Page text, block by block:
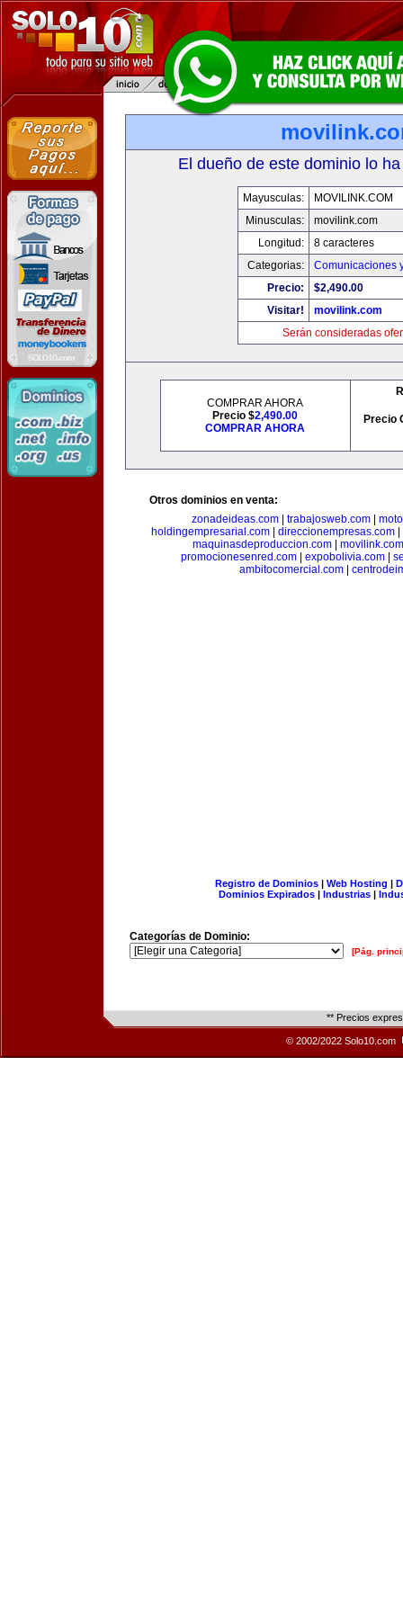
El dueño de este dominio lo
Mayusculas:
MOVILINK.COM
Minusculas:
movilink.com
Longitud:
8 caracteres
Categorias:
Comunicaciones
Precio:
$2,490.00
Visitar!
movilink.com
Serán consideradas
COMPRAR AHORA
Precio $2,490.00
COMPRAR AHORA
Precio
Otros dominios en venta:
zonadeideas.com
trabajosweb.com
holdingempresarial.com
direccionempresas.com
maquinasdeproduccion.com
movilink.com
promocionesenred.com| expobolivia.com|
ambitocomercial.com
Registro de Dominios| Web Hosting |
Dominios Expirados | Industrias |
Categorías de Dominio:
[Pág.
** Precios
© 2002/2022 Solo10.com